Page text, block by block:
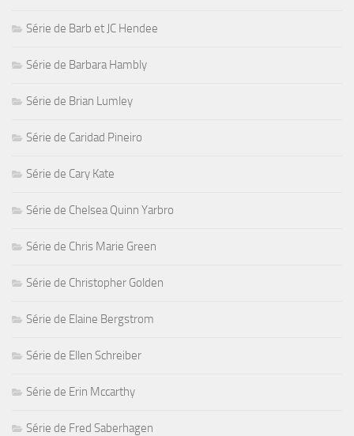
Série de Barb et JC Hendee
Série de Barbara Hambly
Série de Brian Lumley
Série de Caridad Pineiro
Série de Cary Kate
Série de Chelsea Quinn Yarbro
Série de Chris Marie Green
Série de Christopher Golden
Série de Elaine Bergstrom
Série de Ellen Schreiber
Série de Erin Mccarthy
Série de Fred Saberhagen